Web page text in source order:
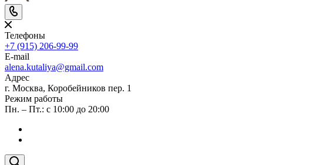
Телефоны
+7 (915) 206-99-99
E-mail
alena.kutaliya@gmail.com
Адрес
г. Москва, Коробейников пер. 1
Режим работы
Пн. – Пт.: с 10:00 до 20:00